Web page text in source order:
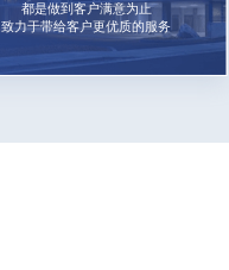
都是做到客户满意为止
致力于带给客户更优质的服务